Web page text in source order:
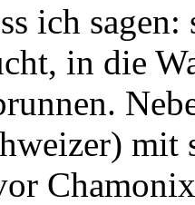
ich sagen:
in die
mit